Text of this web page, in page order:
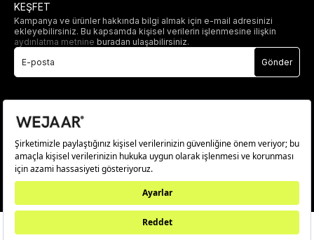
KEŞFET
Kampanya ve ürünler hakkında bilgi almak için e-mail adresinizi
ekleyebilirsiniz. Bu kapsamda kişisel verilerin işlenmesine ilişkin
aydınlatma metnine buradan ulaşabilirsiniz.
Gönder
© 2025 wejaar.com.tr. tüm hakları saklıdır.